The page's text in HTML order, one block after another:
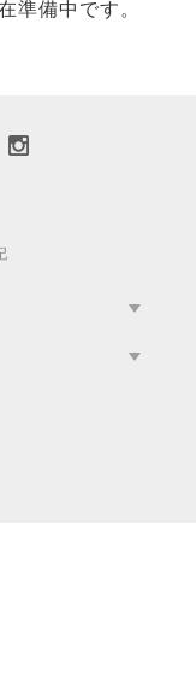
準備中です。